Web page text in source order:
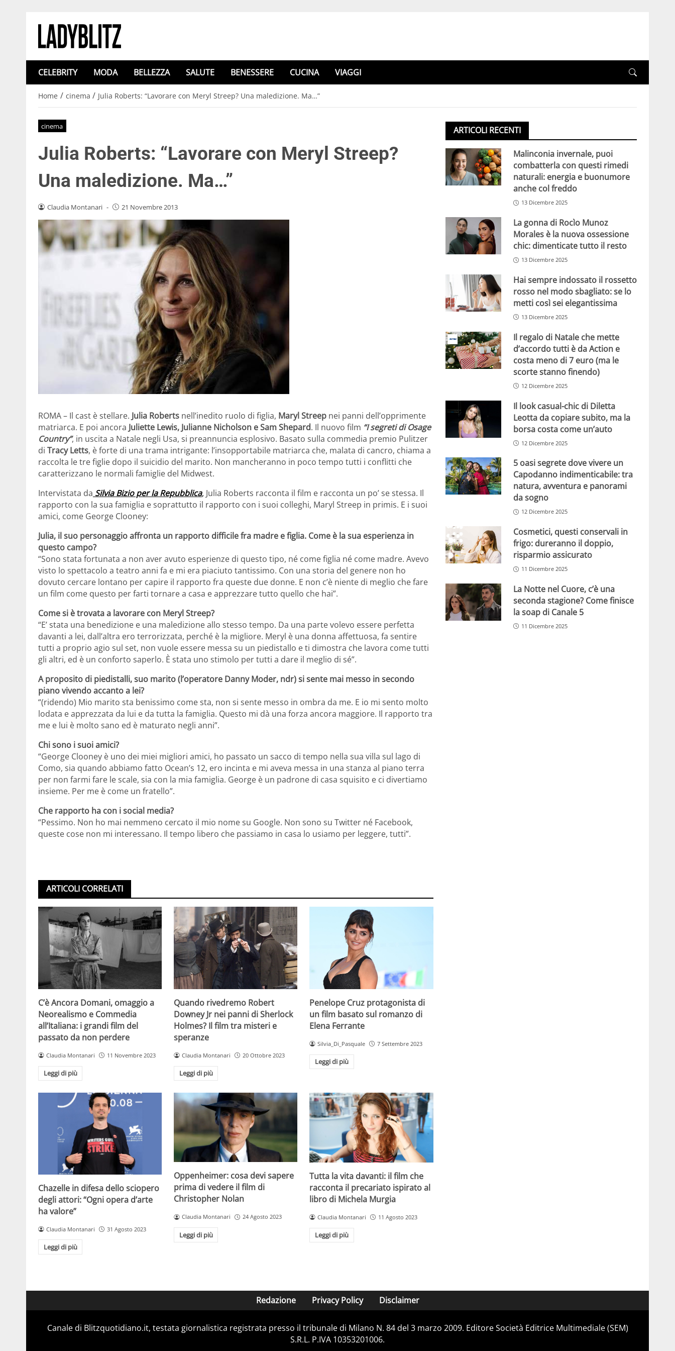
CELEBRITY MODA BELLEZZA SALUTE BENESSERE CUCINA VIAGGI
Home / cinema / Julia Roberts: “Lavorare con Meryl Streep? Una maledizione. Ma…”
cinema
Julia Roberts: “Lavorare con Meryl Streep?
Una maledizione. Ma…”
Claudia Montanari - 21 Novembre 2013
ROMA – Il cast è stellare. Julia Roberts nell’inedito ruolo di figlia, Maryl Streep nei panni dell’opprimente
matriarca. E poi ancora Juliette Lewis, Julianne Nicholson e Sam Shepard. Il nuovo film “I segreti di Osage
Country”, in uscita a Natale negli Usa, si preannuncia esplosivo. Basato sulla commedia premio Pulitzer
di Tracy Letts, è forte di una trama intrigante: l’insopportabile matriarca che, malata di cancro, chiama a
raccolta le tre figlie dopo il suicidio del marito. Non mancheranno in poco tempo tutti i conflitti che
caratterizzano le normali famiglie del Midwest.
Intervistata da Silvia Bizio per la Repubblica, Julia Roberts racconta il film e racconta un po’ se stessa. Il
rapporto con la sua famiglia e soprattutto il rapporto con i suoi colleghi, Maryl Streep in primis. E i suoi
amici, come George Clooney:
Julia, il suo personaggio affronta un rapporto difficile fra madre e figlia. Come è la sua esperienza in
questo campo?
“Sono stata fortunata a non aver avuto esperienze di questo tipo, né come figlia né come madre. Avevo
visto lo spettacolo a teatro anni fa e mi era piaciuto tantissimo. Con una storia del genere non ho
dovuto cercare lontano per capire il rapporto fra queste due donne. E non c’è niente di meglio che fare
un film come questo per farti tornare a casa e apprezzare tutto quello che hai”.
Come si è trovata a lavorare con Meryl Streep?
“E’ stata una benedizione e una maledizione allo stesso tempo. Da una parte volevo essere perfetta
davanti a lei, dall’altra ero terrorizzata, perché è la migliore. Meryl è una donna affettuosa, fa sentire
tutti a proprio agio sul set, non vuole essere messa su un piedistallo e ti dimostra che lavora come tutti
gli altri, ed è un conforto saperlo. È stata uno stimolo per tutti a dare il meglio di sé”.
A proposito di piedistalli, suo marito (l’operatore Danny Moder, ndr) si sente mai messo in secondo
piano vivendo accanto a lei?
“(ridendo) Mio marito sta benissimo come sta, non si sente messo in ombra da me. E io mi sento molto
lodata e apprezzata da lui e da tutta la famiglia. Questo mi dà una forza ancora maggiore. Il rapporto tra
me e lui è molto sano ed è maturato negli anni”.
Chi sono i suoi amici?
“George Clooney è uno dei miei migliori amici, ho passato un sacco di tempo nella sua villa sul lago di
Como, sia quando abbiamo fatto Ocean’s 12, ero incinta e mi aveva messa in una stanza al piano terra
per non farmi fare le scale, sia con la mia famiglia. George è un padrone di casa squisito e ci divertiamo
insieme. Per me è come un fratello”.
Che rapporto ha con i social media?
“Pessimo. Non ho mai nemmeno cercato il mio nome su Google. Non sono su Twitter né Facebook,
queste cose non mi interessano. Il tempo libero che passiamo in casa lo usiamo per leggere, tutti”.
ARTICOLI CORRELATI
C’è Ancora Domani, omaggio a
Neorealismo e Commedia
all’Italiana: i grandi film del
passato da non perdere
Claudia Montanari 11 Novembre 2023
Leggi di più
Quando rivedremo Robert
Downey Jr nei panni di Sherlock
Holmes? Il film tra misteri e
speranze
Claudia Montanari 20 Ottobre 2023
Leggi di più
Penelope Cruz protagonista di
un film basato sul romanzo di
Elena Ferrante
Silvia_Di_Pasquale 7 Settembre 2023
Leggi di più
Chazelle in difesa dello sciopero
degli attori: “Ogni opera d’arte
ha valore”
Claudia Montanari 31 Agosto 2023
Leggi di più
Oppenheimer: cosa devi sapere
prima di vedere il film di
Christopher Nolan
Claudia Montanari 24 Agosto 2023
Leggi di più
Tutta la vita davanti: il film che
racconta il precariato ispirato al
libro di Michela Murgia
Claudia Montanari 11 Agosto 2023
Leggi di più
ARTICOLI RECENTI
Malinconia invernale, puoi
combatterla con questi rimedi
naturali: energia e buonumore
anche col freddo
13 Dicembre 2025
La gonna di Rocìo Munoz
Morales è la nuova ossessione
chic: dimenticate tutto il resto
13 Dicembre 2025
Hai sempre indossato il rossetto
rosso nel modo sbagliato: se lo
metti così sei elegantissima
13 Dicembre 2025
Il regalo di Natale che mette
d’accordo tutti è da Action e
costa meno di 7 euro (ma le
scorte stanno finendo)
12 Dicembre 2025
Il look casual-chic di Diletta
Leotta da copiare subito, ma la
borsa costa come un’auto
12 Dicembre 2025
5 oasi segrete dove vivere un
Capodanno indimenticabile: tra
natura, avventura e panorami
da sogno
12 Dicembre 2025
Cosmetici, questi conservali in
frigo: dureranno il doppio,
risparmio assicurato
11 Dicembre 2025
La Notte nel Cuore, c’è una
seconda stagione? Come finisce
la soap di Canale 5
11 Dicembre 2025
Redazione Privacy Policy Disclaimer
Canale di Blitzquotidiano.it, testata giornalistica registrata presso il tribunale di Milano N. 84 del 3 marzo 2009. Editore Società Editrice Multimediale (SEM)
S.R.L. P.IVA 10353201006.